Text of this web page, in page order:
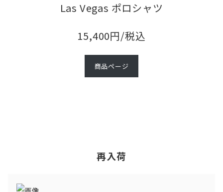
Las Vegas ポロシャツ
15,400円/税込
商品ページ
再入荷